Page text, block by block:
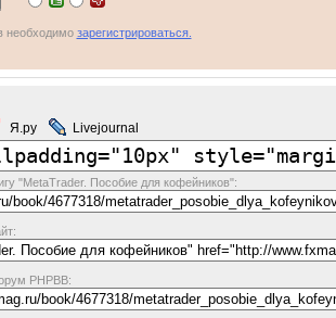
необходимо зарегистрироваться.
Я.ру Livejournal
"MetaTrader. Пособие для кофейников":
PHPBB: